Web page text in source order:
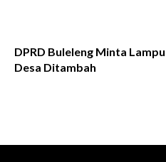
DPRD Buleleng Minta
Desa Ditambah